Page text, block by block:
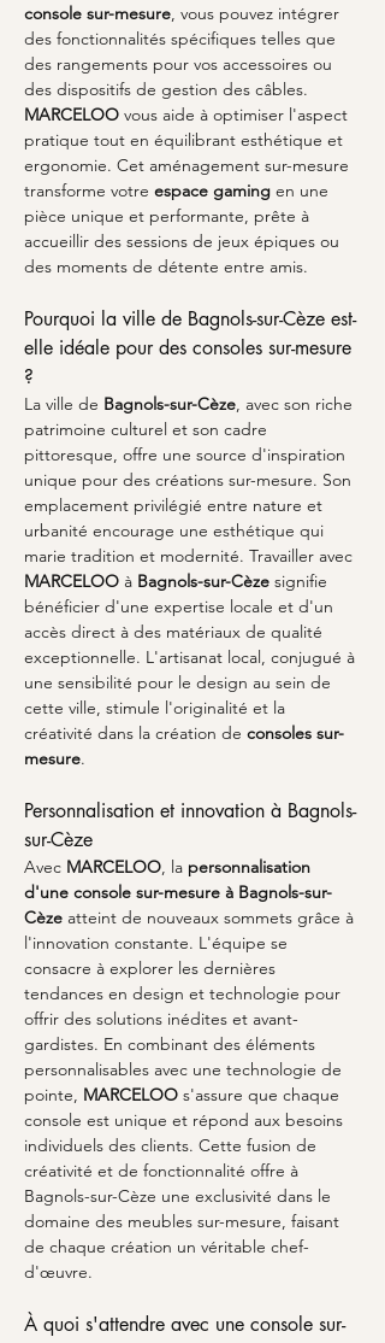
console sur-mesure, vous pouvez intégrer
des fonctionnalités spécifiques telles que
des rangements pour vos accessoires ou
des dispositifs de gestion des câbles.
MARCELOO vous aide à optimiser l'aspect
pratique tout en équilibrant esthétique et
ergonomie. Cet aménagement sur-mesure
transforme votre espace gaming en une
pièce unique et performante, prête à
accueillir des sessions de jeux épiques ou
des moments de détente entre amis.
Pourquoi la ville de Bagnols-sur-Cèze est-
elle idéale pour des consoles sur-mesure
?
La ville de Bagnols-sur-Cèze, avec son riche
patrimoine culturel et son cadre
pittoresque, offre une source d'inspiration
unique pour des créations sur-mesure. Son
emplacement privilégié entre nature et
urbanité encourage une esthétique qui
marie tradition et modernité. Travailler avec
MARCELOO à Bagnols-sur-Cèze signifie
bénéficier d'une expertise locale et d'un
accès direct à des matériaux de qualité
exceptionnelle. L'artisanat local, conjugué à
une sensibilité pour le design au sein de
cette ville, stimule l'originalité et la
créativité dans la création de consoles sur-
mesure.
Personnalisation et innovation à Bagnols-
sur-Cèze
Avec MARCELOO, la personnalisation
d'une console sur-mesure à Bagnols-sur-
Cèze atteint de nouveaux sommets grâce à
l'innovation constante. L'équipe se
consacre à explorer les dernières
tendances en design et technologie pour
offrir des solutions inédites et avant-
gardistes. En combinant des éléments
personnalisables avec une technologie de
pointe, MARCELOO s'assure que chaque
console est unique et répond aux besoins
individuels des clients. Cette fusion de
créativité et de fonctionnalité offre à
Bagnols-sur-Cèze une exclusivité dans le
domaine des meubles sur-mesure, faisant
de chaque création un véritable chef-
d'œuvre.
À quoi s'attendre avec une console sur-